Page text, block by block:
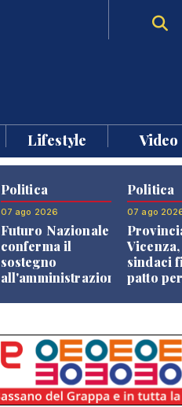
Lifestyle Video
Politica
07 ago 2026
Futuro Nazionale
conferma il
sostegno
all'amministrazione
Politica
07 ago
sindaci
patto